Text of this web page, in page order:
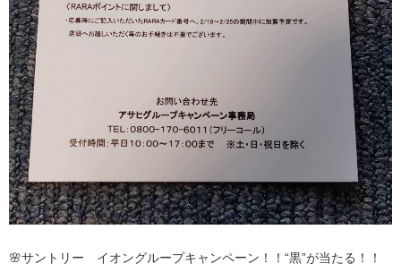
🌸サントリー イオングループキャンペーン！！“黒”が当たる！！